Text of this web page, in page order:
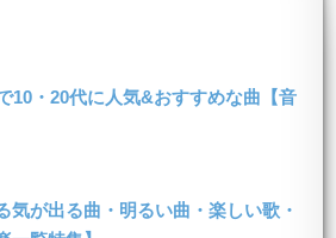
10・20代に人気&おすすめな曲【音
気が出る曲・明るい曲・楽しい歌・